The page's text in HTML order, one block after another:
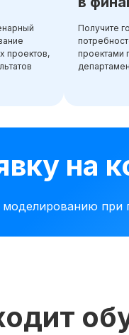
проектов,
Получите
проектами
на
моделированию